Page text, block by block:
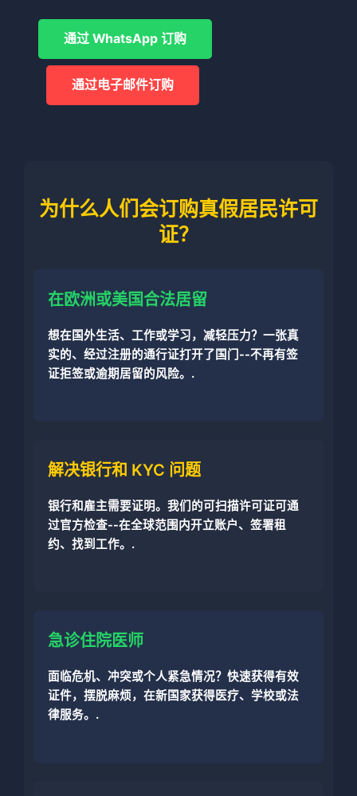
通过 WhatsApp 订购
通过电子邮件订购
为什么人们会订购真假居民许可
证？
在欧洲或美国合法居留
想在国外生活、工作或学习，减轻压力？一张真
实的、经过注册的通行证打开了国门--不再有签
证拒签或逾期居留的风险。.
解决银行和 KYC 问题
银行和雇主需要证明。我们的可扫描许可证可通
过官方检查--在全球范围内开立账户、签署租
约、找到工作。.
急诊住院医师
面临危机、冲突或个人紧急情况？快速获得有效
证件，摆脱麻烦，在新国家获得医疗、学校或法
律服务。.